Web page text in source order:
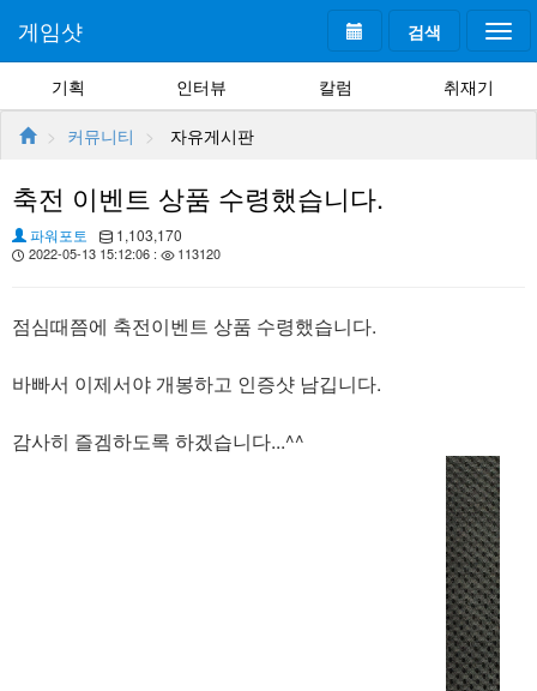
검색
게임샷
기획 인터뷰 칼럼 취재기
커뮤니티 자유게시판
축전 이벤트 상품 수령했습니다.
파워포토 1,103,170
2022-05-13 15:12:06 : 113120
점심때쯤에 축전이벤트 상품 수령했습니다.
바빠서 이제서야 개봉하고 인증샷 남깁니다.
감사히 즐겜하도록 하겠습니다...^^